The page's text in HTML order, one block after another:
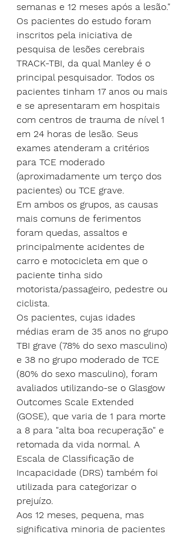
semanas e 12 meses após a lesão."
Os pacientes do estudo foram
inscritos pela iniciativa de
pesquisa de lesões cerebrais
TRACK-TBI, da qual Manley é o
principal pesquisador. Todos os
pacientes tinham 17 anos ou mais
e se apresentaram em hospitais
com centros de trauma de nível 1
em 24 horas de lesão. Seus
exames atenderam a critérios
para TCE moderado
(aproximadamente um terço dos
pacientes) ou TCE grave.
Em ambos os grupos, as causas
mais comuns de ferimentos
foram quedas, assaltos e
principalmente acidentes de
carro e motocicleta em que o
paciente tinha sido
motorista/passageiro, pedestre ou
ciclista.
Os pacientes, cujas idades
médias eram de 35 anos no grupo
TBI grave (78% do sexo masculino)
e 38 no grupo moderado de TCE
(80% do sexo masculino), foram
avaliados utilizando-se o Glasgow
Outcomes Scale Extended
(GOSE), que varia de 1 para morte
a 8 para "alta boa recuperação" e
retomada da vida normal. A
Escala de Classificação de
Incapacidade (DRS) também foi
utilizada para categorizar o
prejuízo.
Aos 12 meses, pequena, mas
significativa minoria de pacientes